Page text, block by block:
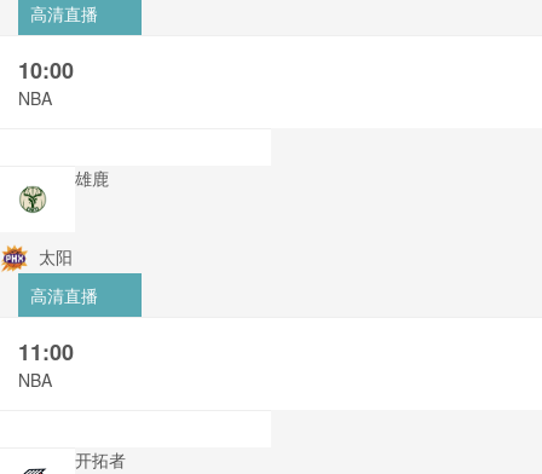
高清直播
10:00
NBA
雄鹿
太阳
高清直播
11:00
NBA
开拓者